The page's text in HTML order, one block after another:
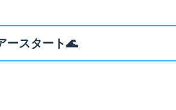
ースタート🌊